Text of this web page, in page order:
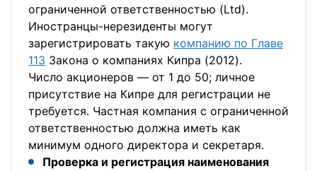
ограниченной ответственностью (Ltd).
Иностранцы-нерезиденты могут
зарегистрировать такую компанию по Главе
113 Закона о компаниях Кипра (2012).
Число акционеров — от 1 до 50; личное
присутствие на Кипре для регистрации не
требуется. Частная компания с ограниченной
ответственностью должна иметь как
минимум одного директора и секретаря.
Проверка и регистрация наименования